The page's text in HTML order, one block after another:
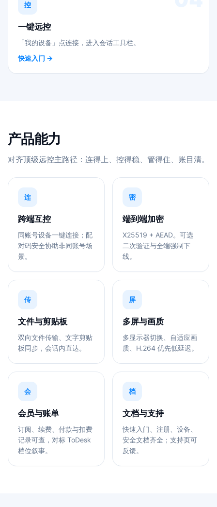
控
一键远控
「我的设备」点连接，进入会话工具栏。
快速入门 →
产品能力
对齐顶级远控主路径：连得上、控得稳、管得住、账目清。
连
跨端互控
同账号设备一键连接；配
对码安全协助非同账号场
景。
密
端到端加密
X25519 + AEAD。可选
二次验证与全端强制下
线。
传
文件与剪贴板
双向文件传输、文字剪贴
板同步，会话内直达。
屏
多屏与画质
多显示器切换、自适应画
质、H.264 优先低延迟。
会
会员与账单
订阅、续费、付款与扣费
记录可查，对标 ToDesk
档位叙事。
档
文档与支持
快速入门、注册、设备、
安全文档齐全；支持页可
反馈。